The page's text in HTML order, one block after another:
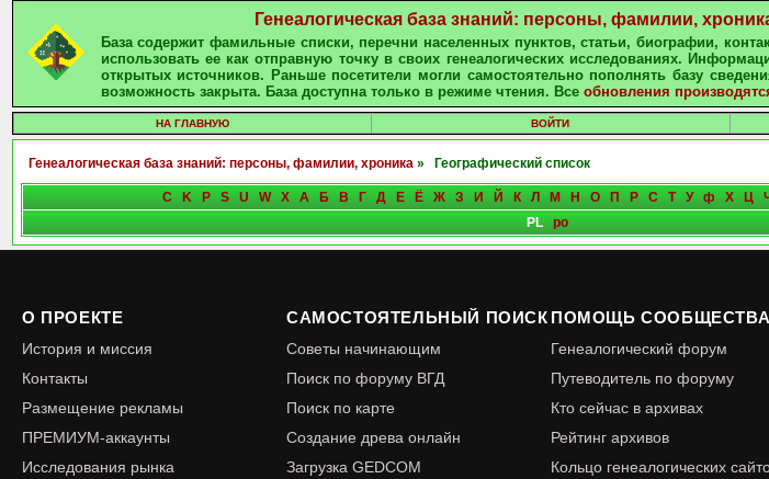
Генеалогическая база знаний: персоны, фамилии,
База содержит фамильные списки, перечни населенных пунктов, статьи, биографии,
использовать ее как отправную точку в своих генеалогических исследованиях.
открытых источников. Раньше посетители могли самостоятельно пополнять базу
возможность закрыта. База доступна только в режиме чтения. Все обновления
НА ГЛАВНУЮ ВОЙТИ
Генеалогическая база знаний: персоны, фамилии, хроника» Географический список
C K P S U W X А Б В Г Д Е Ё Ж З И Й К Л М Н О П Р С Т У ф Х Ц Ч
PL po
О ПРОЕКТЕ
История и миссия
Контакты
Размещение рекламы
ПРЕМИУМ-аккаунты
Исследования рынка
САМОСТОЯТЕЛЬНЫЙ ПОИСК
Советы начинающим
Поиск по форуму ВГД
Поиск по карте
Создание древа онлайн
Загрузка GEDCOM
ПОМОЩЬ СООБЩЕСТВА
Генеалогический форум
Путеводитель по форуму
Кто сейчас в архивах
Рейтинг архивов
Кольцо генеалогических